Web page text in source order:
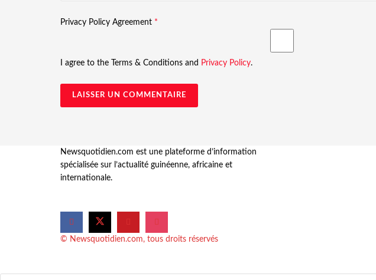
Privacy Policy Agreement *
I agree to the Terms & Conditions and Privacy Policy.
Newsquotidien.com est une plateforme d’information
spécialisée sur l’actualité guinéenne, africaine et
internationale.
© Newsquotidien.com, tous droits réservés